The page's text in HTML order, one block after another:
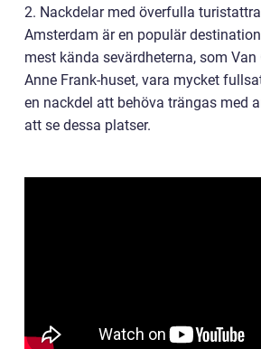
2. Nackdelar med överfulla
Amsterdam är en populär
mest kända sevärdheterna, som Van
Anne Frank-huset, vara mycket
en nackdel att behöva trängas med
att se dessa platser.